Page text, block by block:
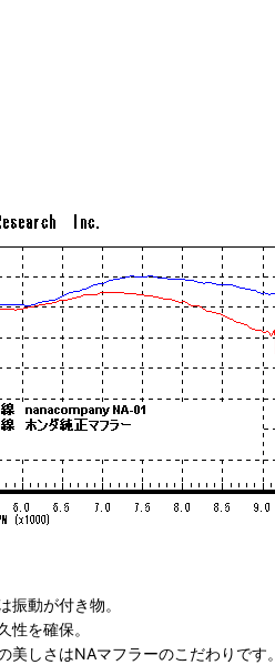
振動が付き物。
性を確保。
しさはNAマフラーのこだわりです。